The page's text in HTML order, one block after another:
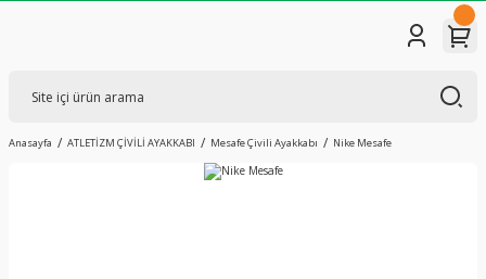
Anasayfa ATLETİZM ÇİVİLİ AYAKKABI Mesafe Çivili Ayakkabı Nike Mesafe